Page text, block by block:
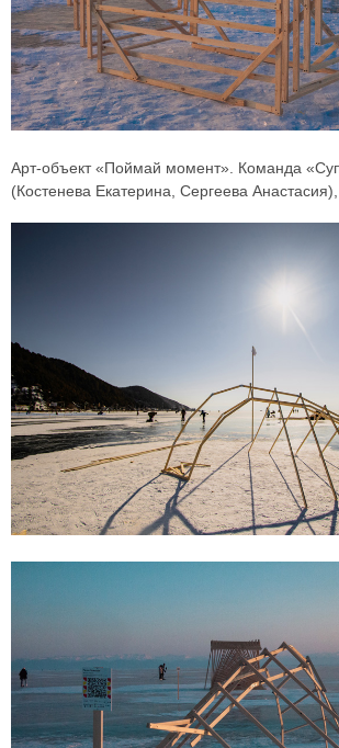
Арт-объект «Поймай момент». Команда
(Костенева Екатерина, Сергеева